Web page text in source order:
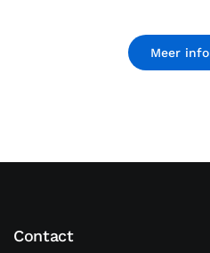
Meer
Contact